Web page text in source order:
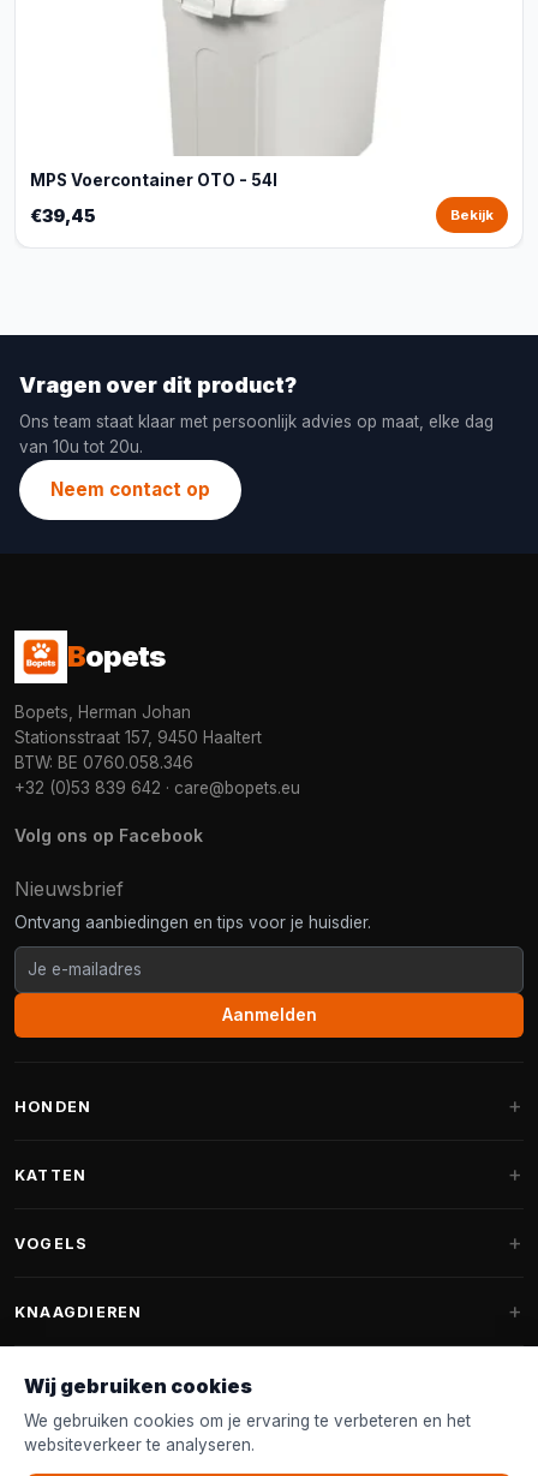
MPS Voercontainer OTO - 54l
€39,45 Bekijk
Vragen over dit product?
Ons team staat klaar met persoonlijk advies op maat, elke dag
van 10u tot 20u.
Neem contact op
Bopets
Bopets, Herman Johan
Stationsstraat 157, 9450 Haaltert
BTW: BE 0760.058.346
+32 (0)53 839 642 · care@bopets.eu
Volg ons op Facebook
Nieuwsbrief
Ontvang aanbiedingen en tips voor je huisdier.
Aanmelden
HONDEN
Fantail hondenmanden
Hondenspeelgoed
Halsband & Lijn
KATTEN
Krabpalen voor Maine Coon
Kattenmanden
VOGELS
Vogelvoer binnenvogels
Voederhuisjes
Nestkastjes & Nesting
KNAAGDIEREN
Knaagdierenvoer
Accessoires
KLANTENSERVICE
Wij gebruiken cookies
We gebruiken cookies om je ervaring te verbeteren en het
websiteverkeer te analyseren.